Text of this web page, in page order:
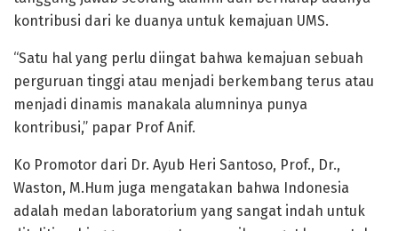
kontribusi dari ke duanya untuk kemajuan UMS.
“Satu hal yang perlu diingat bahwa kemajuan sebuah
perguruan tinggi atau menjadi berkembang terus atau
menjadi dinamis manakala alumninya punya
kontribusi,” papar Prof Anif.
Ko Promotor dari Dr. Ayub Heri Santoso, Prof., Dr.,
Waston, M.Hum juga mengatakan bahwa Indonesia
adalah medan laboratorium yang sangat indah untuk